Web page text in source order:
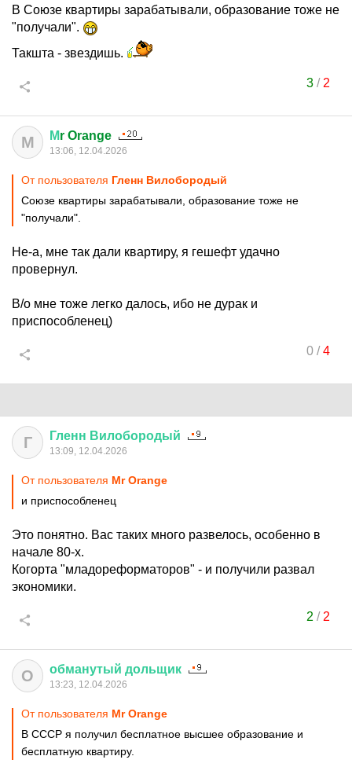
В Союзе квартиры зарабатывали, образование тоже не
"получали".
Такшта - звездишь.
3/ 2
М Мr Orange
13:06, 12.04.2026
От пользователя Гленн Вилобородый
Союзе квартиры зарабатывали, образование тоже не
"получали".
Не-а, мне так дали квартиру, я гешефт удачно
провернул.
В/о мне тоже легко далось, ибо не дурак и
приспособленец)
0/4
Г Гленн Вилобородый
13:09, 12.04.2026
От пользователя Мr Orange
и приспособленец
Это понятно. Вас таких много развелось, особенно в
начале 80-х.
Когорта "младореформаторов" - и получили развал
экономики.
2 / 2
О обманутый дольщик
13:23, 12.04.2026
От пользователя Мr Orange
В СССР я получил бесплатное высшее образование и
бесплатную квартиру.